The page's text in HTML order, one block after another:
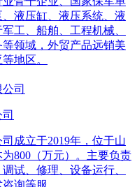
液压缸、液压系统、液
工、船舶、工程机械、
领域，外贸产品远销美
地区。
成立于2019年，位于山
800（万元）。主要负责
试、修理、设备运行、
询等服